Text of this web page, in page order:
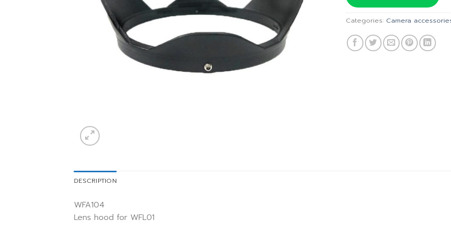
฿375.00.
Categories: Camera
DESCRIPTION
WFA104
Lens hood for WFL01